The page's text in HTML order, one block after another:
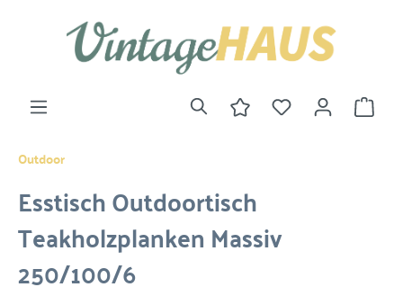
Outdoor
Esstisch Outdoortisch
Teakholzplanken Massiv
250/100/6